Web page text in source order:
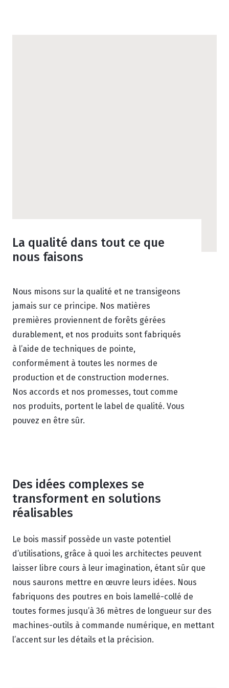
La qualité dans tout ce que
nous faisons
Nous misons sur la qualité et ne transigeons
jamais sur ce principe. Nos matières
premières proviennent de forêts gérées
durablement, et nos produits sont fabriqués
à l’aide de techniques de pointe,
conformément à toutes les normes de
production et de construction modernes.
Nos accords et nos promesses, tout comme
nos produits, portent le label de qualité. Vous
pouvez en être sûr.
Des idées complexes se
transforment en solutions
réalisables
Le bois massif possède un vaste potentiel
d’utilisations, grâce à quoi les architectes peuvent
laisser libre cours à leur imagination, étant sûr que
nous saurons mettre en œuvre leurs idées. Nous
fabriquons des poutres en bois lamellé-collé de
toutes formes jusqu’à 36 mètres de longueur sur des
machines-outils à commande numérique, en mettant
l’accent sur les détails et la précision.